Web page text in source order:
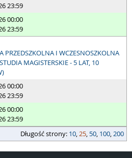
23:59
00:00
23:59
PRZEDSZKOLNA I WCZESNOSZKOLNA
MAGISTERSKIE - 5 LAT, 10
00:00
23:59
00:00
23:59
Długość strony: 10,25, 50, 100,200